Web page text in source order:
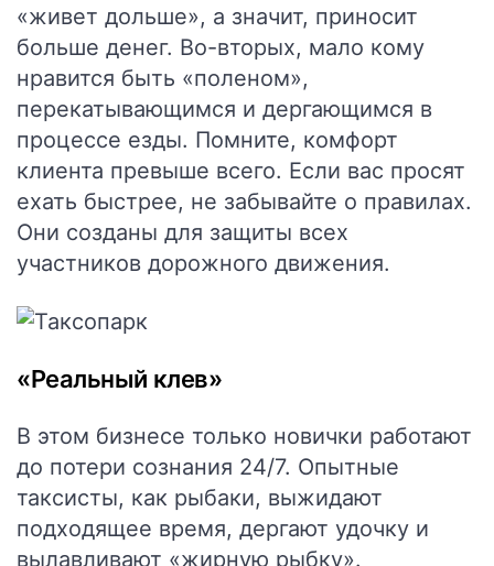
«живет дольше», а значит, приносит
больше денег. Во-вторых, мало кому
нравится быть «поленом»,
перекатывающимся и дергающимся в
процессе езды. Помните, комфорт
клиента превыше всего. Если вас просят
ехать быстрее, не забывайте о правилах.
Они созданы для защиты всех
участников дорожного движения.
«Реальный клев»
В этом бизнесе только новички работают
до потери сознания 24/7. Опытные
таксисты, как рыбаки, выжидают
подходящее время, дергают удочку и
вылавливают «жирную рыбку».